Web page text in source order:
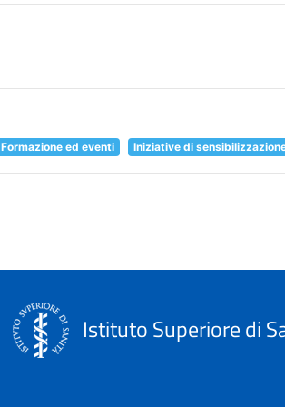
Formazione ed eventi Iniziative di
Istituto Superiore di